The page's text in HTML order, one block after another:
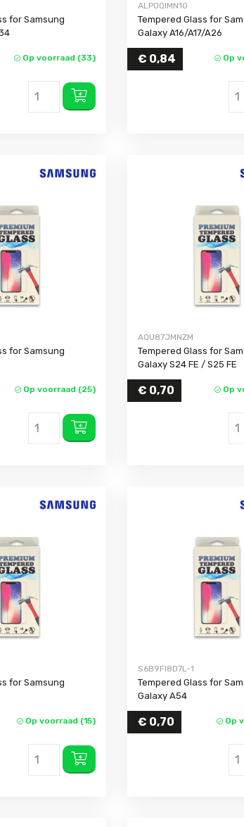
for Samsung
Op voorraad (33)
ALPOQIMN10
Tempered Glass for
Galaxy A16/A17/A26
€ 0,84 Op
for Samsung
Op voorraad (25)
AQU87JMNZM
Tempered Glass for
Galaxy S24 FE / S25 FE
€ 0,70 Op
for Samsung
Op voorraad (15)
S6B9FI8D7L-1
Tempered Glass for
Galaxy A54
€ 0,70 Op